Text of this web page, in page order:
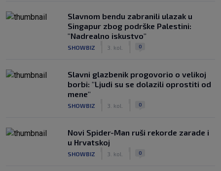
Slavnom bendu zabranili ulazak u
Singapur zbog podrške Palestini:
"Nadrealno iskustvo"
SHOWBIZ 3. kol. 0
Slavni glazbenik progovorio o velikoj
borbi: "Ljudi su se dolazili oprostiti od
mene"
SHOWBIZ 3. kol. 0
Novi Spider-Man ruši rekorde zarade i
u Hrvatskoj
SHOWBIZ 3. kol. 0